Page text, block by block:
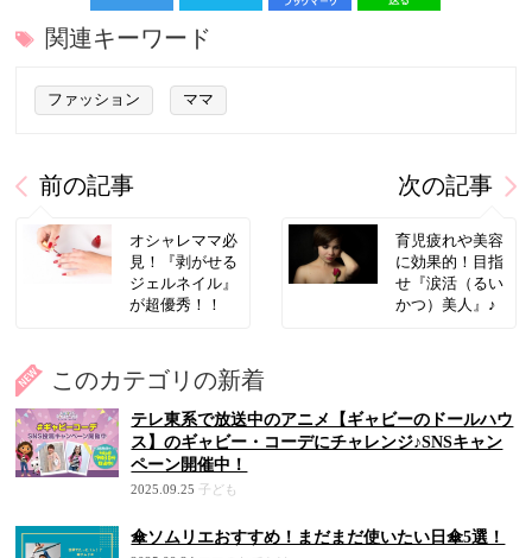
関連キーワード
ファッション ママ
前の記事
オシャレママ必
見！『剥がせる
ジェルネイル』
が超優秀！！
次の記事
育児疲れや美容
に効果的！目指
せ『涙活（るい
かつ）美人』♪
このカテゴリの新着
テレ東系で放送中のアニメ【ギャビーのドールハウ
ス】のギャビー・コーデにチャレンジ♪SNSキャン
ペーン開催中！
2025.09.25 子ども
傘ソムリエおすすめ！まだまだ使いたい日傘5選！